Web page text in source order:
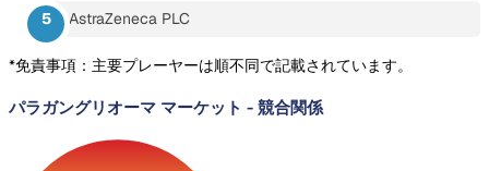
AstraZeneca PLC
*免責事項：主要プレーヤーは順不同で記載されています。
パラガングリオーマ マーケット - 競合関係